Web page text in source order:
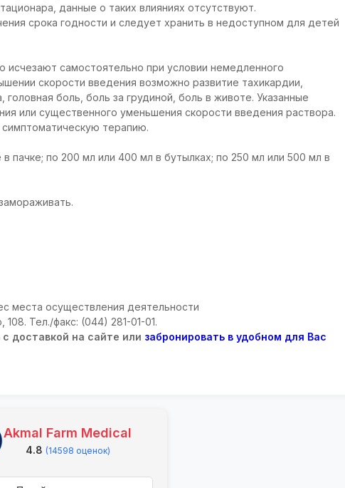
данные о таких влияниях отсутствуют.
срока годности и следует хранить в недоступном для детей
исчезают самостоятельно при условии немедленного
скорости введения возможно развитие тахикардии,
боль, боль за грудиной, боль в животе. Указанные
или существенного уменьшения скорости введения раствора.
терапию.
пачке; по 200 мл или 400 мл в бутылках; по 250 мл или 500 мл в
места осуществления деятельности
108. Тел./факс: (044) 281-01-01.
доставкой на сайте или забронировать в удобном для Вас
Akmal Farm Medical
4.8 (14598 оценок)